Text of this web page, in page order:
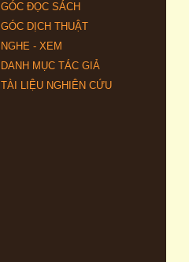
GÓC ĐỌC SÁCH
GÓC DỊCH THUẬT
NGHE - XEM
DANH MỤC TÁC GIẢ
TÀI LIỆU NGHIÊN CỨU